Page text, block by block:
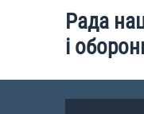
Рада
і